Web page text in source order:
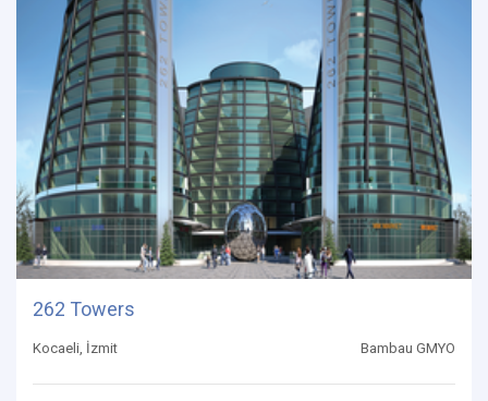
262 Towers
Kocaeli, İzmit Bambau GMYO